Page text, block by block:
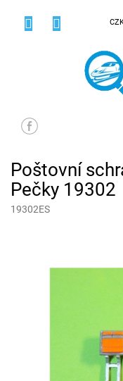
Poštovní
Pečky 19302
19302ES